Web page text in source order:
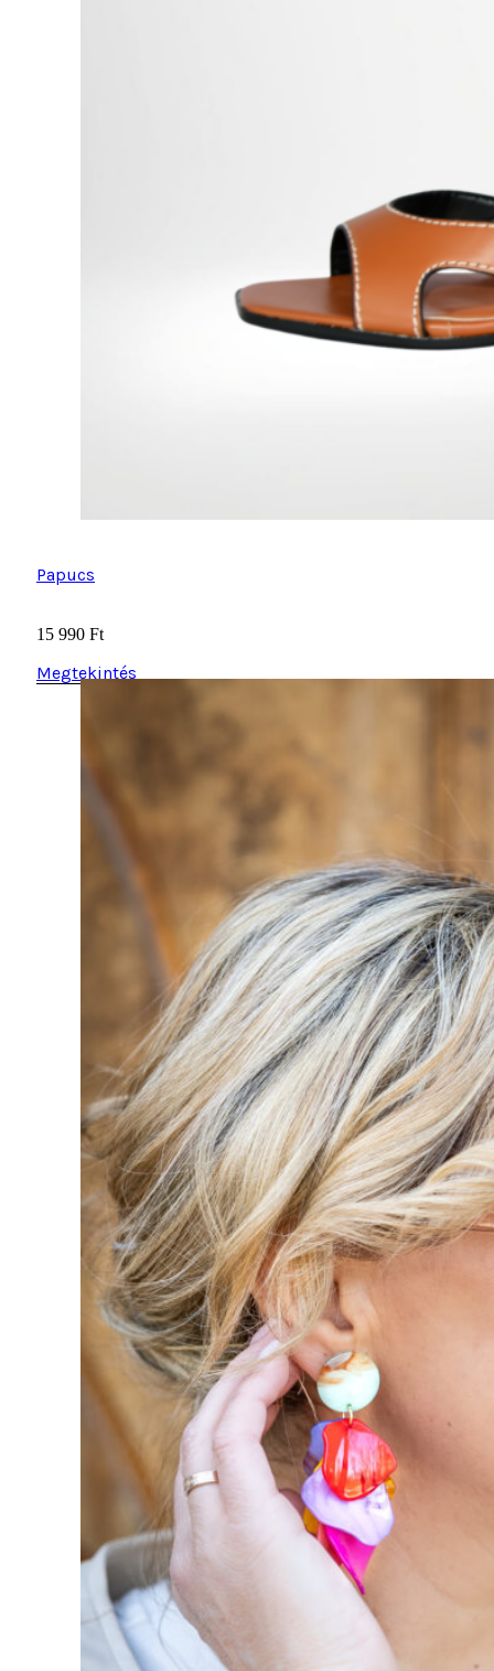
Papucs
15 990Ft
Megtekintés